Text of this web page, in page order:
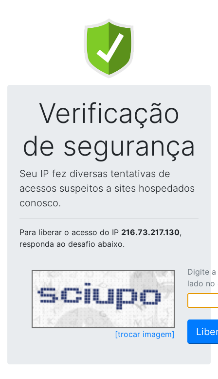
Verificação
de segurança
Seu IP fez diversas tentativas de
acessos suspeitos a sites hospedados
conosco.
Para liberar o acesso do IP 216.73.217.130,
responda ao desafio abaixo.
[trocar imagem]
Digite
lado no